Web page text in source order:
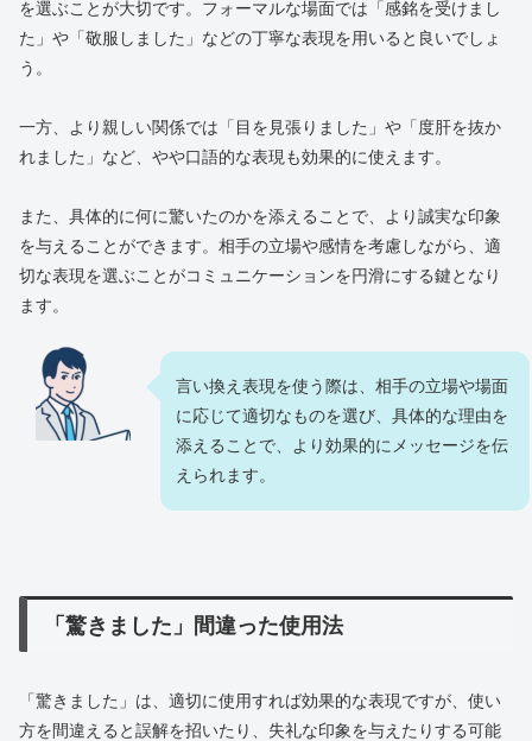
を選ぶことが大切です。フォーマルな場面では「感銘を受けまし
た」や「敬服しました」などの丁寧な表現を用いると良いでしょ
う。
一方、より親しい関係では「目を見張りました」や「度肝を抜か
れました」など、やや口語的な表現も効果的に使えます。
また、具体的に何に驚いたのかを添えることで、より誠実な印象
を与えることができます。相手の立場や感情を考慮しながら、適
切な表現を選ぶことがコミュニケーションを円滑にする鍵となり
ます。
言い換え表現を使う際は、相手の立場や場面
に応じて適切なものを選び、具体的な理由を
添えることで、より効果的にメッセージを伝
えられます。
「驚きました」間違った使用法
「驚きました」は、適切に使用すれば効果的な表現ですが、使い
方を間違えると誤解を招いたり、失礼な印象を与えたりする可能